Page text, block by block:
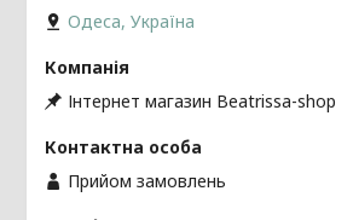
Одеса, Україна
Інтернет магазин Beatrissa-shop
Прийом замовлень